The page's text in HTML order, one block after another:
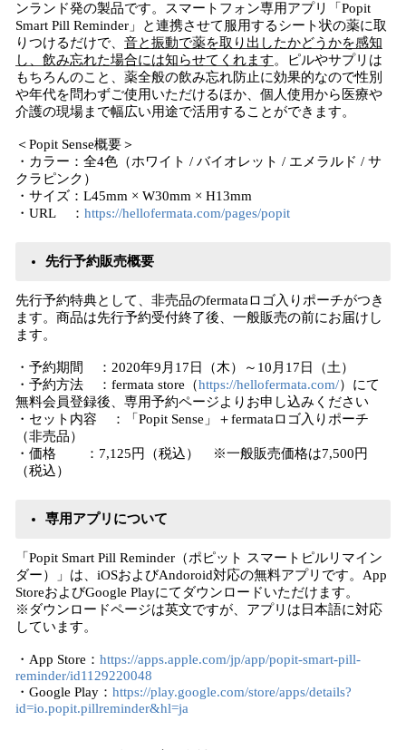
ンランド発の製品です。スマートフォン専用アプリ「Popit
Smart Pill Reminder」と連携させて服用するシート状の薬に取
りつけるだけで、 音と振動で薬を取り出したかどうかを感知
し、飲み忘れた場合には知らせてくれます。ピルやサプリは
もちろんのこと、薬全般の飲み忘れ防止に効果的なので性別
や年代を問わずご使用いただけるほか、個人使用から医療や
介護の現場まで幅広い用途で活用することができます。
＜Popit Sense概要＞
・カラー：全4色（ホワイト / バイオレット / エメラルド / サ
クラピンク）
・サイズ：L45mm × W30mm × H13mm
・URL ： https://hellofermata.com/pages/popit
先行予約販売概要
先行予約特典として、非売品のfermataロゴ入りポーチがつき
ます。商品は先行予約受付終了後、一般販売の前にお届けし
ます。
・予約期間 ：2020年9月17日（木）～10月17日（土）
・予約方法 ：fermata store（https://hellofermata.com/）にて
無料会員登録後、専用予約ページよりお申し込みください
・セット内容 ：「Popit Sense」＋fermataロゴ入りポーチ
（非売品）
・価格 ：7,125円（税込） ※一般販売価格は7,500円
（税込）
専用アプリについて
「Popit Smart Pill Reminder（ポピット スマートピルリマイン
ダー）」は、iOSおよびAndoroid対応の無料アプリです。App
StoreおよびGoogle Playにてダウンロードいただけます。
※ダウンロードページは英文ですが、アプリは日本語に対応
しています。
・App Store： https://apps.apple.com/jp/app/popit-smart-pill-
reminder/id1129220048
・Google Play： https://play.google.com/store/apps/details?
id=io.popit.pillreminder&hl=ja